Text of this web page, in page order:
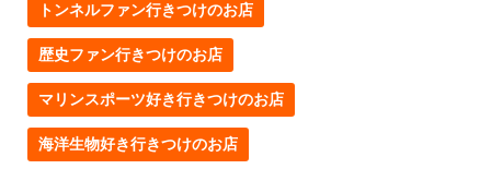
トンネルファン行きつけのお店
歴史ファン行きつけのお店
マリンスポーツ好き行きつけのお店
海洋生物好き行きつけのお店